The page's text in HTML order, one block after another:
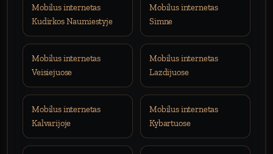
Mobilus internetas
Kudirkos Naumiestyje
Mobilus internetas
Simne
Mobilus internetas
Veisiejuose
Mobilus internetas
Lazdijuose
Mobilus internetas
Kalvarijoje
Mobilus internetas
Kybartuose